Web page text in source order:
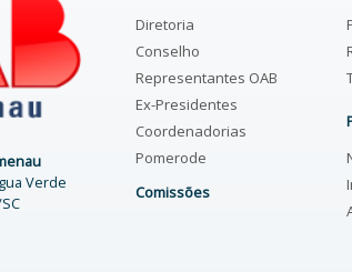
Verde
Diretoria
Conselho
Representantes OAB
Ex-Presidentes
Coordenadorias
Pomerode
Comissões